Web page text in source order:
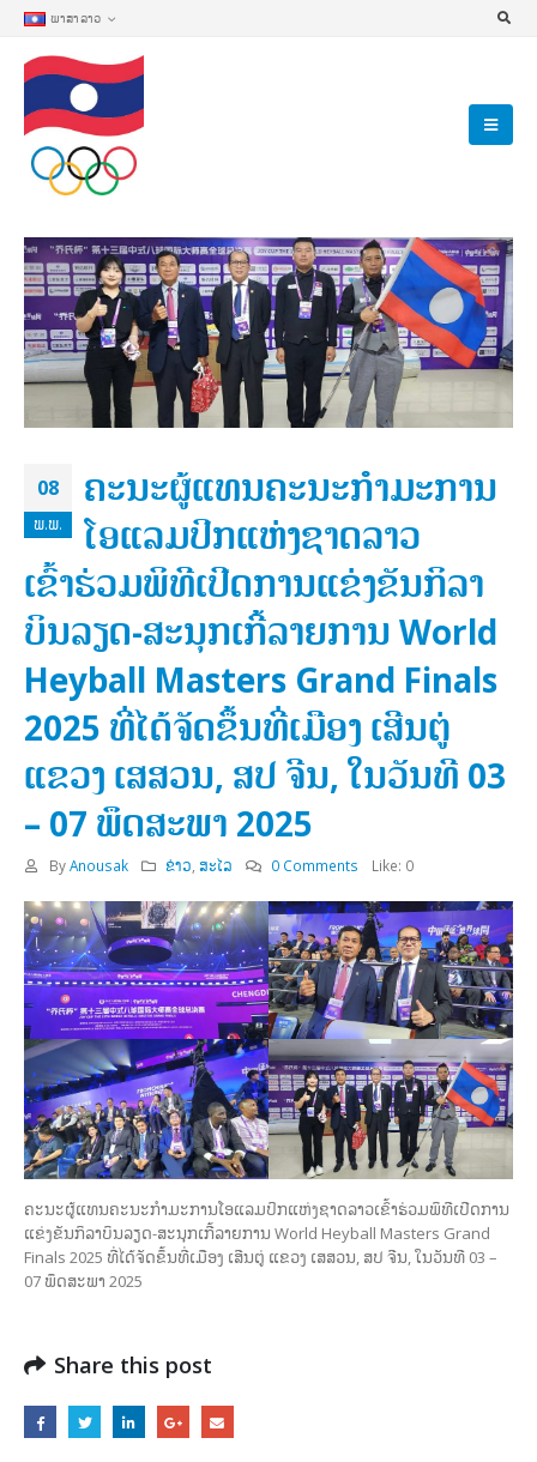
ພາສາລາວ
08
ພ.ພ.
ຄະນະຜູ້ແທນຄະນະກຳມະການ
ໂອແລມປິກແຫ່ງຊາດລາວ
ເຂົ້າຮ່ວມພິທີເປີດການແຂ່ງຂັນກິລາ
ບິນລຽດ-ສະນຸກເກີ້ລາຍການ World
Heyball Masters Grand Finals
2025 ທີ່ໄດ້ຈັດຂຶ້ນທີ່ເມືອງ ເສີນຕູ່
ແຂວງ ເສສວນ, ສປ ຈີນ, ໃນວັນທີ 03
– 07 ພຶດສະພາ 2025
By Anousak ຂ່າວ ,ສະໄລ 0 Comments Like: 0
ຄະນະຜູ້ແທນຄະນະກຳມະການໂອແລມປິກແຫ່ງຊາດລາວເຂົ້າຮ່ວມພິທີເປີດການ
ແຂ່ງຂັນກິລາບິນລຽດ-ສະນຸກເກີ້ລາຍການ World Heyball Masters Grand
Finals 2025 ທີ່ໄດ້ຈັດຂຶ້ນທີ່ເມືອງ ເສີນຕູ່ ແຂວງ ເສສວນ, ສປ ຈີນ, ໃນວັນທີ 03 –
07 ພຶດສະພາ 2025
Share this post